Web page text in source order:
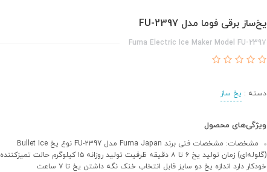
یخ‌ساز برقی فوما مدل FU-2397
Fuma Electric Ice Maker Model FU-2397
دسته : یخ ساز
ویژگی‌های محصول
مشخصات: مشخصات فنی برند Fuma Japan مدل FU-2397 نوع یخ Bullet Ice
(گلوله‌ای) زمان تولید یخ ۶ تا ۸ دقیقه ظرفیت تولید روزانه ۱۵ کیلوگرم حالت تمیزکننده
خودکار دارد اندازه یخ دو سایز قابل انتخاب خنک نگه داشتن یخ تا ۷ ساعت